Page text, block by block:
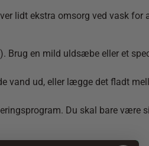
lidt ekstra omsorg ved vask for
Brug en mild uldsæbe eller et
vand ud, eller lægge det fladt
Du skal bare være